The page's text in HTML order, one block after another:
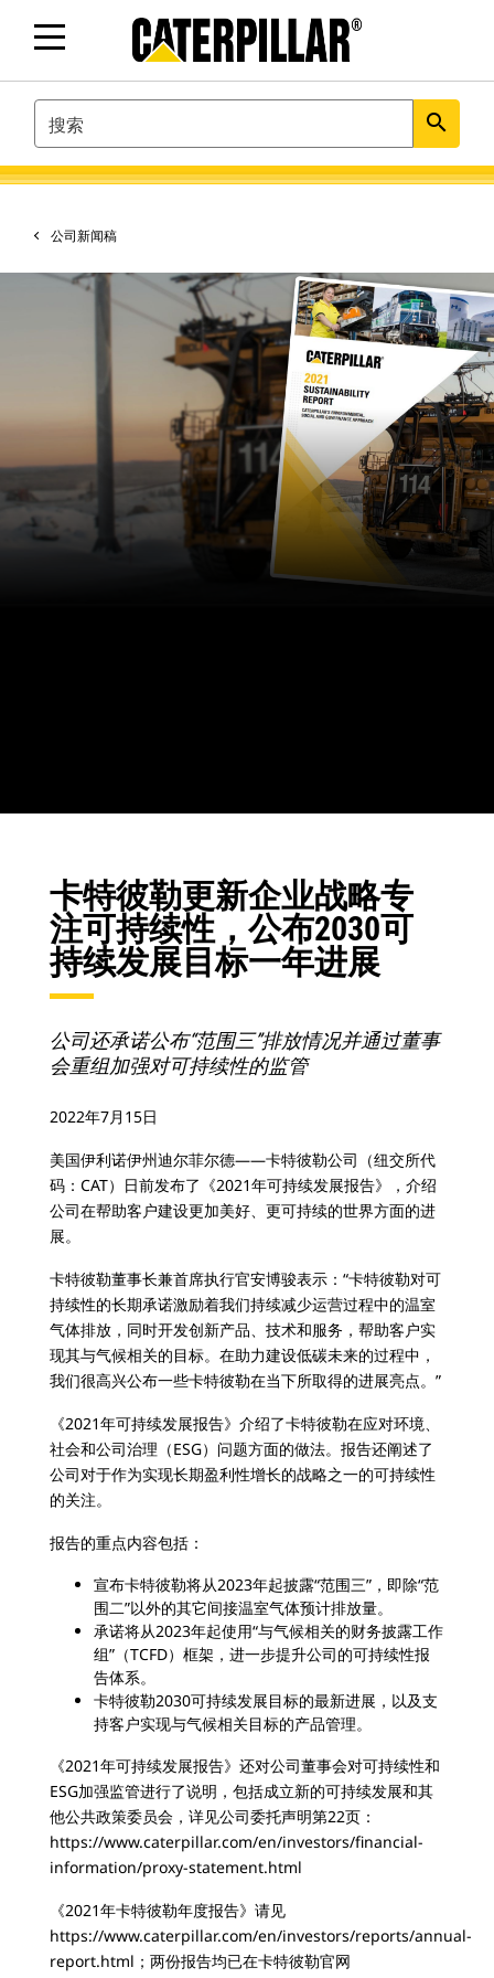
SEARCH search
公司新闻稿
卡特彼勒更新企业战略专
注可持续性，公布2030可
持续发展目标一年进展
公司还承诺公布“范围三”排放情况并通过董事
会重组加强对可持续性的监管
2022年7月15日
美国伊利诺伊州迪尔菲尔德——卡特彼勒公司（纽交所代
码：CAT）日前发布了《2021年可持续发展报告》，介绍
公司在帮助客户建设更加美好、更可持续的世界方面的进
展。
卡特彼勒董事长兼首席执行官安博骏表示：“卡特彼勒对可
持续性的长期承诺激励着我们持续减少运营过程中的温室
气体排放，同时开发创新产品、技术和服务，帮助客户实
现其与气候相关的目标。在助力建设低碳未来的过程中，
我们很高兴公布一些卡特彼勒在当下所取得的进展亮点。”
《2021年可持续发展报告》介绍了卡特彼勒在应对环境、
社会和公司治理（ESG）问题方面的做法。报告还阐述了
公司对于作为实现长期盈利性增长的战略之一的可持续性
的关注。
报告的重点内容包括：
宣布卡特彼勒将从2023年起披露“范围三”，即除“范
围二”以外的其它间接温室气体预计排放量。
承诺将从2023年起使用“与气候相关的财务披露工作
组”（TCFD）框架，进一步提升公司的可持续性报
告体系。
卡特彼勒2030可持续发展目标的最新进展，以及支
持客户实现与气候相关目标的产品管理。
《2021年可持续发展报告》还对公司董事会对可持续性和
ESG加强监管进行了说明，包括成立新的可持续发展和其
他公共政策委员会，详见公司委托声明第22页：
https://www.caterpillar.com/en/investors/financial-
information/proxy-statement.html
《2021年卡特彼勒年度报告》请见
https://www.caterpillar.com/en/investors/reports/annual-
report.html；两份报告均已在卡特彼勒官网